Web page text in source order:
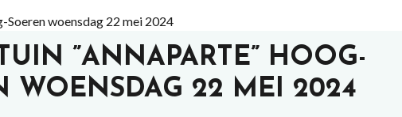
”ANNAPARTE” HOOG-
WOENSDAG 22 MEI 2024